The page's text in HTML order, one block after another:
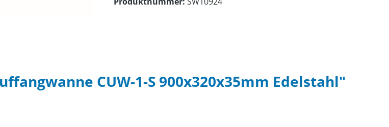
CUW-1-S 900x320x35mm Edelstahl"